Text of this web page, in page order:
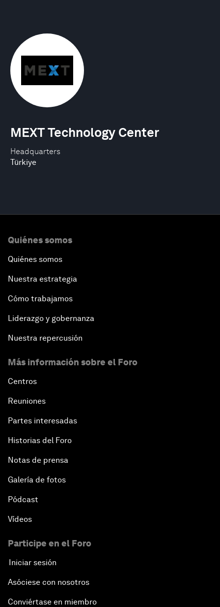
Headquarters
Türkiye
MEXT Technology Center
Quiénes somos
Quiénes somos
Nuestra estrategia
Cómo trabajamos
Liderazgo y gobernanza
Nuestra repercusión
Más información sobre el Foro
Centros
Reuniones
Partes interesadas
Historias del Foro
Notas de prensa
Galería de fotos
Pódcast
Vídeos
Participe en el Foro
Iniciar sesión
Asóciese con nosotros
Conviértase en miembro